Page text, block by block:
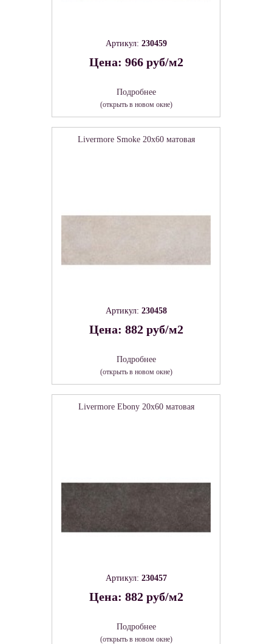
Артикул: 230459
Цена: 966 руб/м2
Подробнее
(открыть в новом окне)
Livermore Smoke 20х60 матовая
Артикул: 230458
Цена: 882 руб/м2
Подробнее
(открыть в новом окне)
Livermore Ebony 20х60 матовая
Артикул: 230457
Цена: 882 руб/м2
Подробнее
(открыть в новом окне)